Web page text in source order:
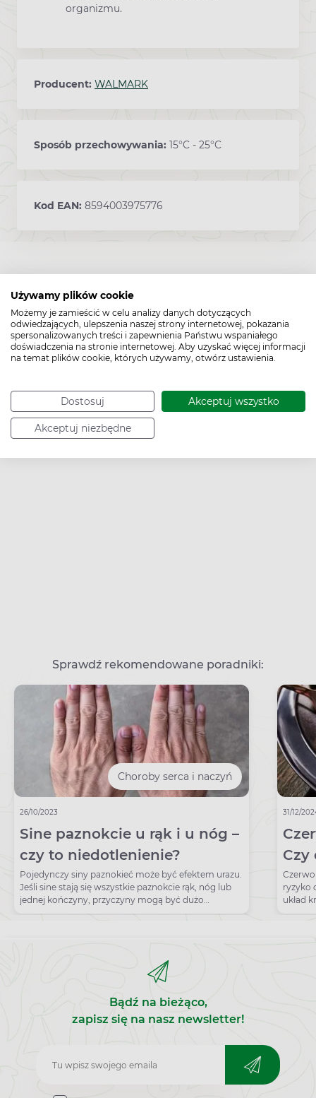
Używamy plików cookie
Możemy je zamieścić w celu analizy danych dotyczących
odwiedzających, ulepszenia naszej strony internetowej, pokazania
spersonalizowanych treści i zapewnienia Państwu wspaniałego
doświadczenia na stronie internetowej. Aby uzyskać więcej informacji
na temat plików cookie, których używamy, otwórz ustawienia.
Dostosuj Akceptuj wszystko
Akceptuj niezbędne
organizmu.
Producent: WALMARK
Sposób przechowywania: 15°C - 25°C
Kod EAN: 8594003975776
Sprawdź rekomendowane poradniki:
Choroby serca i naczyń
26/10/2023
Sine paznokcie u rąk i u nóg –
czy to niedotlenienie?
Pojedynczy siny paznokieć może być efektem urazu.
Jeśli sine stają się wszystkie paznokcie rąk, nóg lub
jednej kończyny, przyczyny mogą być dużo
groźniejsze.
31/12/
Czy
ryzyko
układ
Bądź na bieżąco,
zapisz się na nasz newsletter!
Zapisz
do